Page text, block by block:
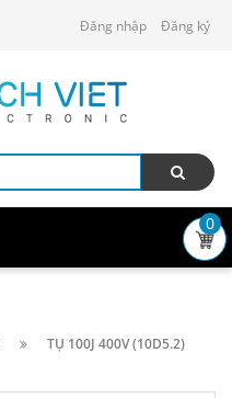
Đăng nhập Đăng ký
0
TỤ 100J 400V (10D5.2)